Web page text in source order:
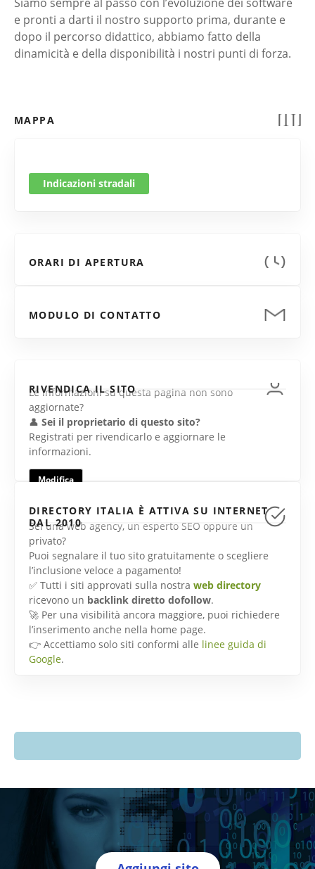
e pronti a darti il nostro supporto prima, durante e
dopo il percorso didattico, abbiamo fatto della
dinamicità e della disponibilità i nostri punti di forza.
MAPPA
Indicazioni stradali
ORARI DI APERTURA
MODULO DI CONTATTO
RIVENDICA IL SITO
Le informazioni su questa pagina non sono
aggiornate?
👤 Sei il proprietario di questo sito?
Registrati per rivendicarlo e aggiornare le
informazioni.
Modifica
DIRECTORY ITALIA È ATTIVA SU INTERNET
DAL 2010
Sei una web agency, un esperto SEO oppure un
privato?
Puoi segnalare il tuo sito gratuitamente o scegliere
l’inclusione veloce a pagamento!
✅ Tutti i siti approvati sulla nostra web directory
ricevono un backlink diretto dofollow.
🚀 Per una visibilità ancora maggiore, puoi richiedere
l’inserimento anche nella home page.
👉 Accettiamo solo siti conformi alle linee guida di
Google.